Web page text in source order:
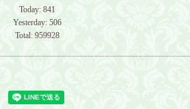
Today: 841
Yesterday: 506
Total: 959928